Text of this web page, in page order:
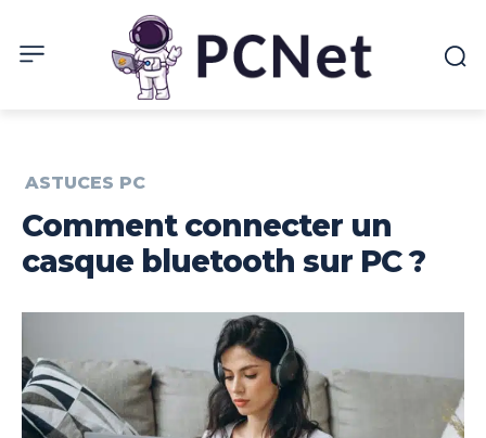
ASTUCES PC
Comment connecter un
casque bluetooth sur PC ?